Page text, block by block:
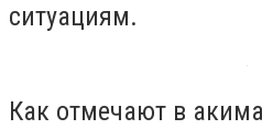
ситуациям.
Как отмечают в